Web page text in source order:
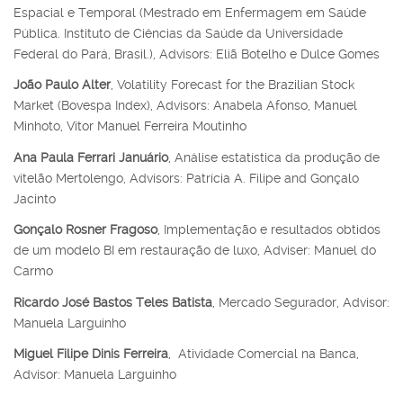
Espacial e Temporal (Mestrado em Enfermagem em Saúde
Pública. Instituto de Ciências da Saúde da Universidade
Federal do Pará, Brasil.), Advisors: Eliã Botelho e Dulce Gomes
João Paulo Alter, Volatility Forecast for the Brazilian Stock
Market (Bovespa Index), Advisors: Anabela Afonso, Manuel
Minhoto, Vitor Manuel Ferreira Moutinho
Ana Paula Ferrari Januário, Análise estatística da produção de
vitelão Mertolengo, Advisors: Patrícia A. Filipe and Gonçalo
Jacinto
Gonçalo Rosner Fragoso, Implementação e resultados obtidos
de um modelo BI em restauração de luxo, Adviser: Manuel do
Carmo
Ricardo José Bastos Teles Batista , Mercado Segurador, Advisor:
Manuela Larguinho
Miguel Filipe Dinis Ferreira, Atividade Comercial na Banca,
Advisor: Manuela Larguinho